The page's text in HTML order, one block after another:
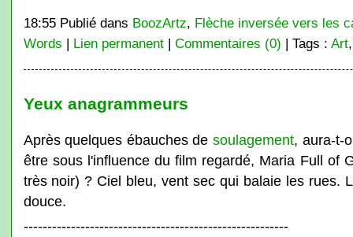
18:55 Publié dans BoozArtz, Flèche inversée vers les
Words | Lien permanent| Commentaires (0) | Tags : Art
Yeux anagrammeurs
Après quelques ébauches de soulagement, aura-t-
être sous l'influence du film regardé, Maria Full of
très noir) ? Ciel bleu, vent sec qui balaie les rues.
douce.